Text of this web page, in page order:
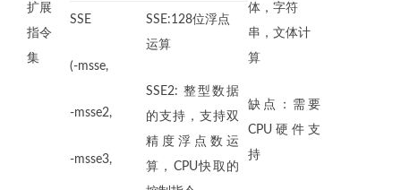
扩展
指令
集
体，字符
串，文体计
算
缺点：需要
CPU硬件支
持
SSE
(-msse,
-msse2,
-msse3,
SSE:128位浮点
运算
SSE2: 整型数据
的支持，支持双
精度浮点数运
算，CPU快取的